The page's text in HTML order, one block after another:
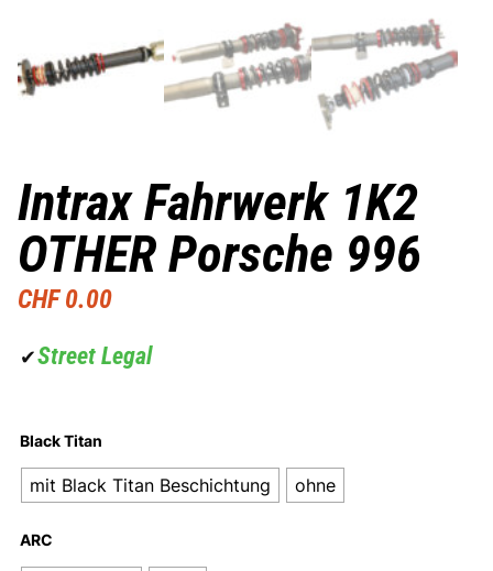
Intrax Fahrwerk 1K2
OTHER Porsche 996
CHF0.00
✔Street Legal
Black Titan
mit Black Titan Beschichtung ohne
ARC